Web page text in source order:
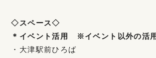
◇スペース◇
＊イベント活用 ※イベント以外の活
・大津駅前ひろば